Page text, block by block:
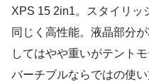
XPS 15 2in1。スタイリッ
同じく高性能。液晶部分
してはやや重いがテント
バーチブルならではの使い